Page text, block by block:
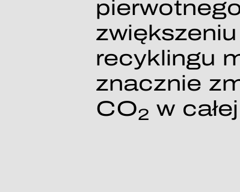
recyklingu
znacznie
CO2 w